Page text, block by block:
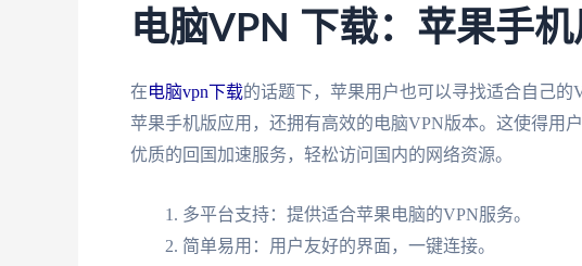
电脑VPN 下载：苹果手
在电脑vpn下载的话题下，苹果用户也可以寻找适合自己
苹果手机版应用，还拥有高效的电脑VPN版本。这使得用
优质的回国加速服务，轻松访问国内的网络资源。
多平台支持：提供适合苹果电脑的VPN服务。
简单易用：用户友好的界面，一键连接。